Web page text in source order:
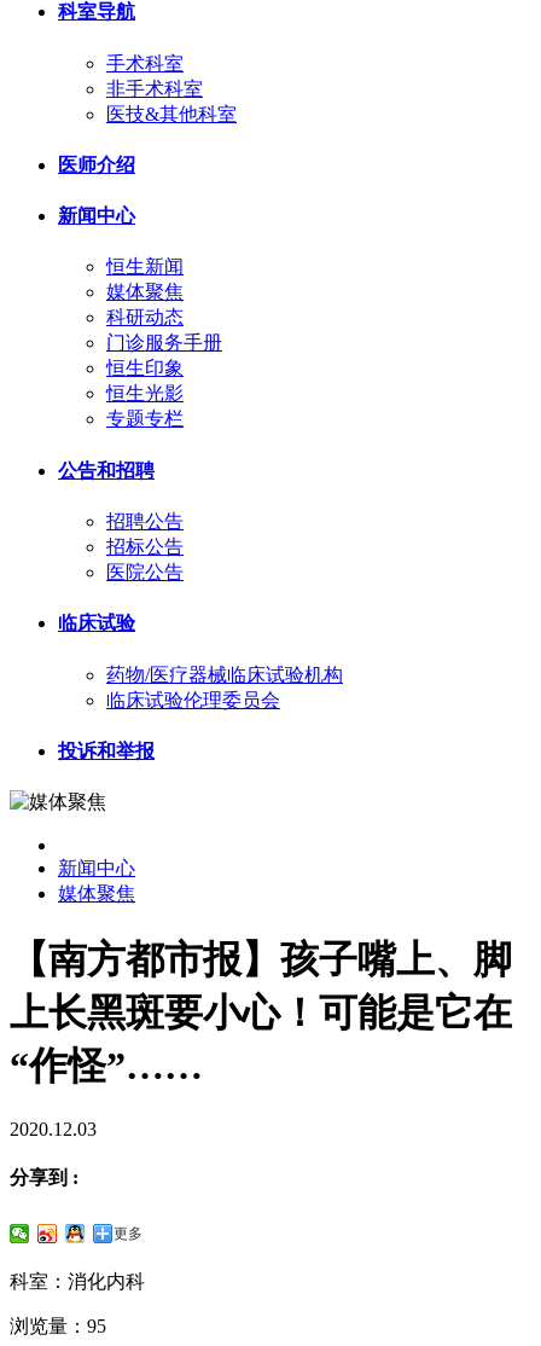
科室导航
手术科室
非手术科室
医技&其他科室
医师介绍
新闻中心
恒生新闻
媒体聚焦
科研动态
门诊服务手册
恒生印象
恒生光影
专题专栏
公告和招聘
招聘公告
招标公告
医院公告
临床试验
药物/医疗器械临床试验机构
临床试验伦理委员会
投诉和举报
新闻中心
媒体聚焦
【南方都市报】孩子嘴上、脚
上长黑斑要小心！可能是它在
“作怪”……
2020.12.03
分享到 :
更多
科室：消化内科
浏览量：95